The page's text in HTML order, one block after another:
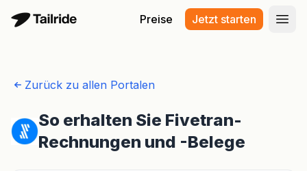
Preise Jetzt starten
Zurück zu allen Portalen
So erhalten Sie Fivetran-
Rechnungen und -Belege